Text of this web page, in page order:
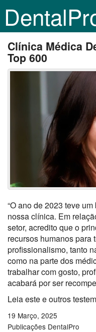
Clínica Médica
Top 600
“O ano de 2023 teve
nossa clínica. Em
setor, acredito que o
recursos humanos para
profissionalismo, tanto
como na parte dos
trabalhar com gosto,
acabará por ser
Leia este e outros
19 Março, 2025
Publicações DentalPro